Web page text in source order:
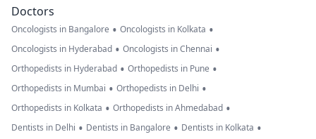
Doctors
Oncologists in Bangalore • Oncologists in Kolkata •
Oncologists in Hyderabad • Oncologists in Chennai •
Orthopedists in Hyderabad • Orthopedists in Pune •
Orthopedists in Mumbai • Orthopedists in Delhi •
Orthopedists in Kolkata • Orthopedists in Ahmedabad •
Dentists in Delhi • Dentists in Bangalore • Dentists in Kolkata •